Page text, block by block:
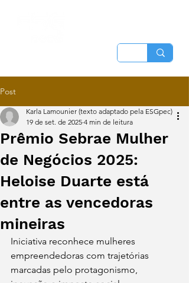
Post
Prêmio Sebrae Mulher
de Negócios 2025:
Heloise Duarte está
entre as vencedoras
mineiras
Karla Lamounier (texto adaptado pela ESGpec)
19 de set. de 2025 4 min de leitura
Iniciativa reconhece mulheres
empreendedoras com trajetórias
marcadas pelo protagonismo,